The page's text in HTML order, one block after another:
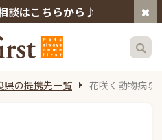
談はこちらから♪
県の提携先一覧 花咲く動物病院